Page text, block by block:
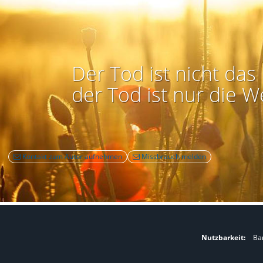
Der Tod ist nicht
der Tod ist nur die
Kontakt zum Autor aufnehmen Missbrauch melden
Nutzbarkeit: